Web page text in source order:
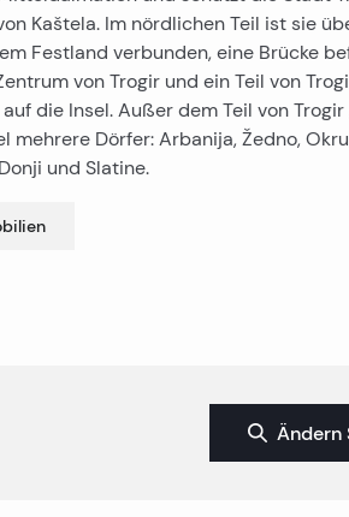
Kaštela. Im nördlichen Teil ist sie
Festland verbunden, eine Brücke
von Trogir und ein Teil von
die Insel. Außer dem Teil von
mehrere Dörfer: Arbanija, Žedno,
und Slatine.
Ändern